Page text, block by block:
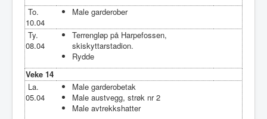
To.
10.04
Male garderober
Ty.
08.04
Terrengløp på Harpefossen,
skiskyttarstadion.
Rydde
Veke 14
La.
05.04
Male garderobetak
Male austvegg, strøk nr 2
Male avtrekkshatter